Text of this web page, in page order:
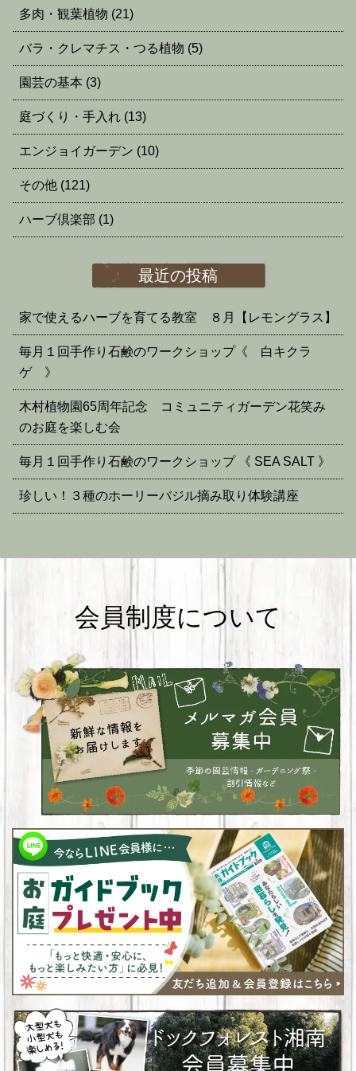
多肉・観葉植物 (21)
バラ・クレマチス・つる植物 (5)
園芸の基本 (3)
庭づくり・手入れ (13)
エンジョイガーデン (10)
その他 (121)
ハーブ倶楽部 (1)
最近の投稿
家で使えるハーブを育てる教室 ８月【レモングラス】
毎月１回手作り石鹸のワークショップ《 白キクラ
ゲ 》
木村植物園65周年記念 コミュニティガーデン花笑み
のお庭を楽しむ会
毎月１回手作り石鹸のワークショップ 《 SEA SALT 》
珍しい！３種のホーリーバジル摘み取り体験講座
会員制度について